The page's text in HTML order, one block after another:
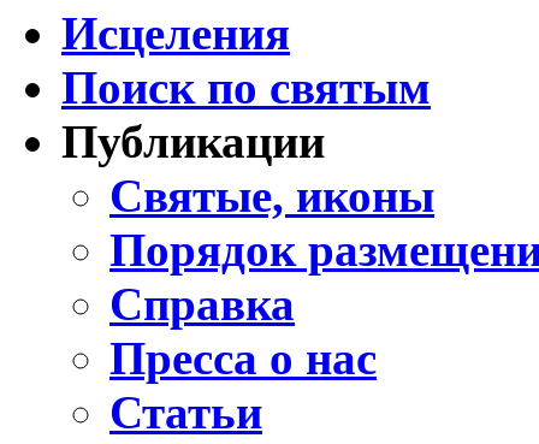
Исцеления
Поиск по святым
Публикации
Святые, иконы
Порядок
Справка
Пресса о нас
Статьи